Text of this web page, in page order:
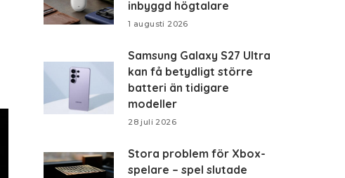
inbyggd högtalare
1 augusti 2026
Samsung Galaxy S27 Ultra
kan få betydligt större
batteri än tidigare
modeller
28 juli 2026
Stora problem för Xbox-
spelare – spel slutade